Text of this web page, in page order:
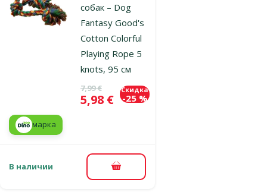
собак – Dog
Fantasy Good's
Cotton Colorful
Playing Rope 5
knots, 95 см
Исходная цена
7,99 €
Цена
5,98 €
Скидка
-25 %
марка
В наличии В корзину